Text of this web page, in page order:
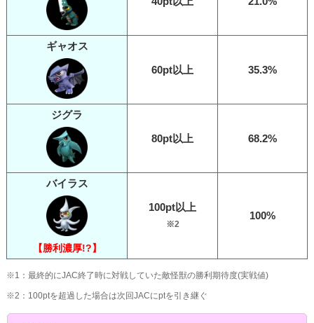
ギャオス
60pt以上
35.3%
ジグラ
80pt以上
68.2%
バイラス
【勝利濃厚!?】
100pt以上
※2
100%
※1：最終的にJAC終了時に対戦していた敵怪獣の勝利期待度(実戦値)
※2：100ptを超過した場合は次回JACにptを引き継ぐ